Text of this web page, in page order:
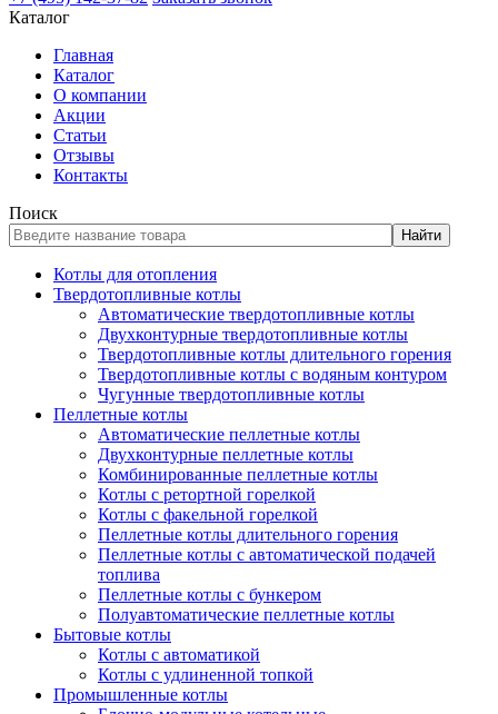
Каталог
Главная
Каталог
О компании
Акции
Статьи
Отзывы
Контакты
Поиск
Найти
Котлы для отопления
Твердотопливные котлы
Автоматические твердотопливные котлы
Двухконтурные твердотопливные котлы
Твердотопливные котлы длительного горения
Твердотопливные котлы с водяным контуром
Чугунные твердотопливные котлы
Пеллетные котлы
Автоматические пеллетные котлы
Двухконтурные пеллетные котлы
Комбинированные пеллетные котлы
Котлы с ретортной горелкой
Котлы с факельной горелкой
Пеллетные котлы длительного горения
Пеллетные котлы с автоматической подачей
топлива
Пеллетные котлы с бункером
Полуавтоматические пеллетные котлы
Бытовые котлы
Котлы с автоматикой
Котлы с удлиненной топкой
Промышленные котлы